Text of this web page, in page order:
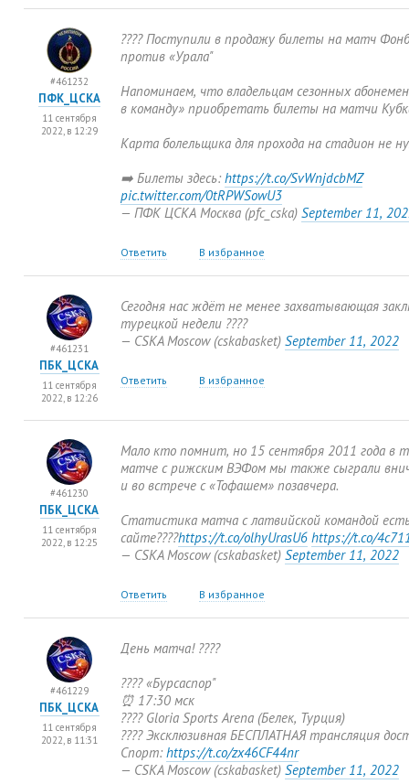
???? Поступили в продажу билеты на матч
против «Урала"
Напоминаем, что владельцам сезонных
в команду» приобретать билеты на матчи
Карта болельщика для прохода на стадион не
➡️ Билеты здесь: https://t.co/SvWnjdcbMZ
pic.twitter.com/0tRPWSowU3
— ПФК ЦСКА Москва (pfc_cska) September 11,
Ответить В избранное
#461232
ПФК_ЦСКА
11 сентября
2022, в 12:29
Сегодня нас ждёт не менее захватывающая
турецкой недели ????
— CSKA Moscow (cskabasket) September 11, 2022
Ответить В избранное
#461231
ПБК_ЦСКА
11 сентября
2022, в 12:26
Мало кто помнит, но 15 сентября 2011 года в
матче с рижским ВЭФом мы также сыграли
и во встрече с «Тофашем» позавчера.
Статистика матча с латвийской командой
сайте????https://t.co/olhyUrasU6 https://t.co/
— CSKA Moscow (cskabasket) September 11, 2022
Ответить В избранное
#461230
ПБК_ЦСКА
11 сентября
2022, в 12:25
День матча! ????
???? «Бурсаспор"
⏰ 17:30 мск
???? Gloria Sports Arena (Белек, Турция)
???? Эксклюзивная БЕСПЛАТНАЯ трансляция
Спорт: https://t.co/zx46CF44nr
— CSKA Moscow (cskabasket) September 11, 2022
#461229
ПБК_ЦСКА
11 сентября
2022, в 11:31